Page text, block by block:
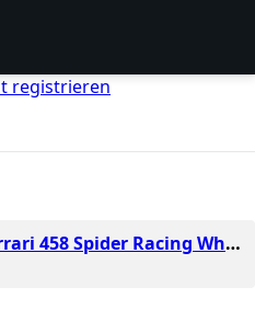
registrieren
Thrustmaster Ferrari 458 Spider Racing Wheel